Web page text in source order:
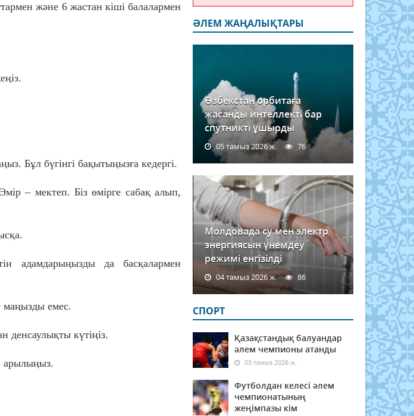
және 6 жастан кіші балалармен
Бұл бүгінгі бақытыңызға кедергі.
– мектеп. Біз өмірге сабақ алып,
адамдарыңызды да басқалармен
маңызды емес.
күтіңіз.
арылыңыз.
ӘЛЕМ ЖАҢАЛЫҚТАРЫ
Өзбекстан орбитаға
жасанды интеллекті бар
спутникті ұшырды
05 тамыз 2026 ж. 76
Молдовада су мен электр
энергиясын үнемдеу
режимі енгізілді
04 тамыз 2026 ж. 86
СПОРТ
Қазақстандық балуандар
әлем чемпионы атанды
03 тамыз 2026 ж.
Футболдан келесі әлем
чемпионатының
жеңімпазы кім